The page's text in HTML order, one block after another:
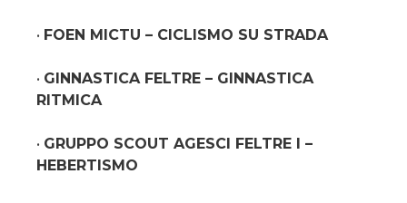
• FOEN MICTU – CICLISMO SU STRADA
• GINNASTICA FELTRE – GINNASTICA
RITMICA
• GRUPPO SCOUT AGESCI FELTRE I –
HEBERTISMO